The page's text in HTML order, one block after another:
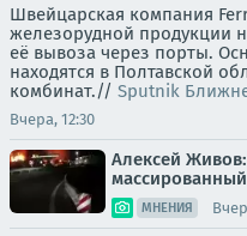
Швейцарская компания
железорудной продукции
её вывоза через порты.
находятся в Полтавской
комбинат.// Sputnik
Вчера, 12:30
Алексей
МНЕНИЯ